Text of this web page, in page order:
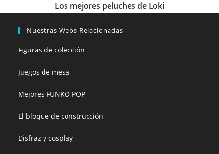
Los mejores peluches de Loki
Nuestras Webs Relacionadas
Figuras de colección
Juegos de mesa
Mejores FUNKO POP
El bloque de construcción
Disfraz y cosplay